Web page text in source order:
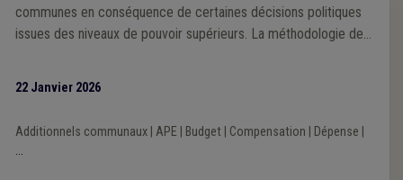
communes en conséquence de certaines décisions politiques
issues des niveaux de pouvoir supérieurs. La méthodologie de
22 Janvier 2026
Additionnels communaux| APE Budget| Compensation Dépense
...